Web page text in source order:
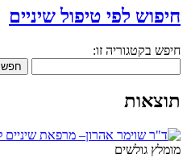
חיפוש לפי טיפול שיניים
חיפש בקטגוריה זו:
חפש
תוצאות
מומלץ גולשים